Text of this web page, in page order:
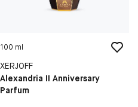
100 ml
XERJOFF
Alexandria II Anniversary
Parfum